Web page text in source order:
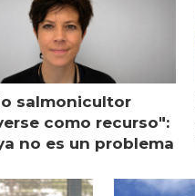
salmonicultor
como recurso":
no es un problema